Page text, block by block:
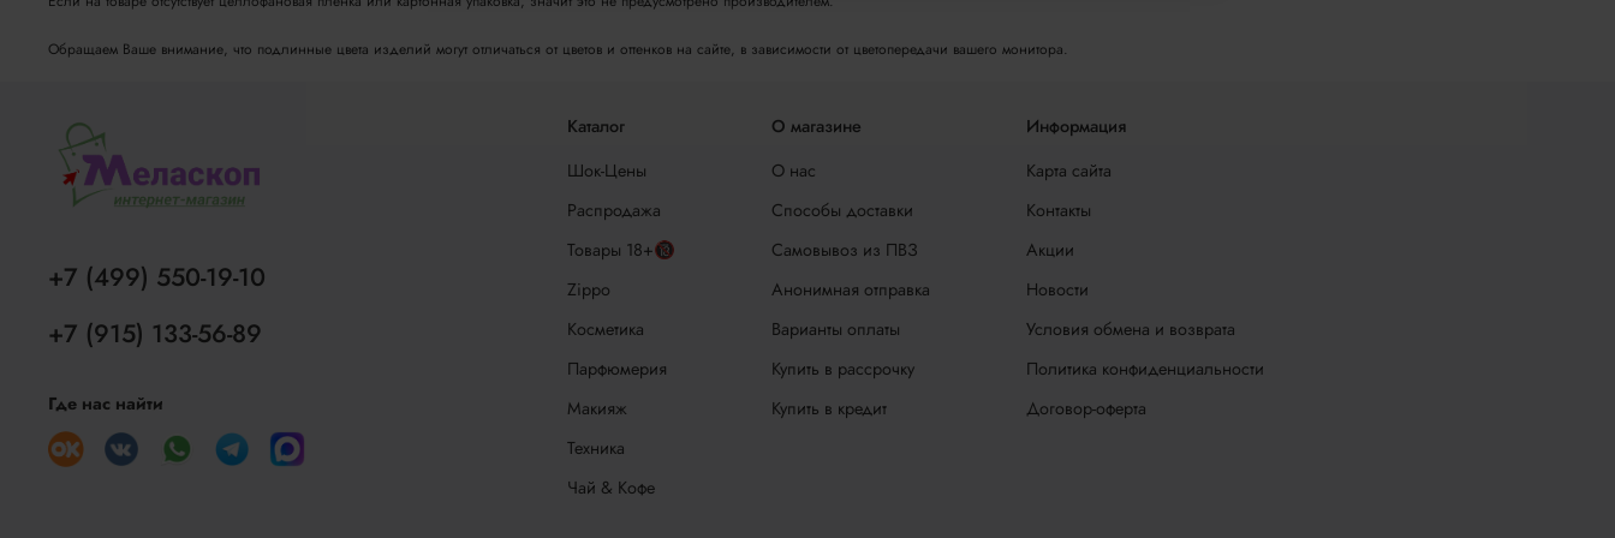
Обращаем Ваше внимание, что подлинные цвета изделий могут отличаться от цветов и оттенков на сайте, в зависимости от цветопередачи вашего монитора.
Каталог
Шок-Цены
Распродажа
Товары 18+🔞
Zippo
Косметика
Парфюмерия
Макияж
Техника
Чай & Кофе
О магазине
О нас
Способы доставки
Самовывоз из ПВЗ
Анонимная отправка
Варианты оплаты
Купить в рассрочку
Купить в кредит
Информация
Карта сайта
Контакты
Акции
Новости
Условия обмена и возврата
Политика конфиденциальности
Договор-оферта
+7 (499) 550-19-10
+7 (915) 133-56-89
Где нас найти